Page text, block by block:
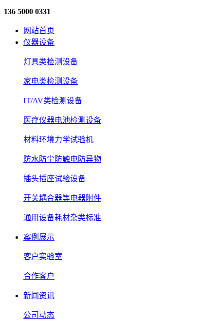
136 5000 0331
网站首页
仪器设备
灯具类检测设备
家电类检测设备
IT/AV类检测设备
医疗仪器电池检测设备
材料环境力学试验机
防水防尘防触电防异物
插头插座试验设备
开关耦合器等电器附件
通用设备耗材杂类标准
案例展示
客户实验室
合作客户
新闻资讯
公司动态